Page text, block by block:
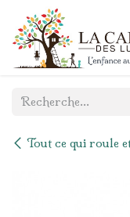
Se rendre au contenu
Tout ce qui roule